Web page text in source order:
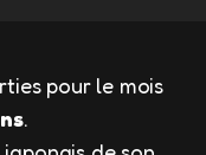
pour le mois
.